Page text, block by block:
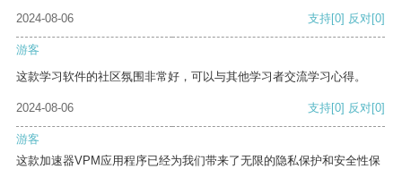
2024-08-06 支持[0] 反对[0]
游客
这款学习软件的社区氛围非常好，可以与其他学习者交流学习心得。
2024-08-06 支持[0] 反对[0]
游客
这款加速器VPM应用程序已经为我们带来了无限的隐私保护和安全性保